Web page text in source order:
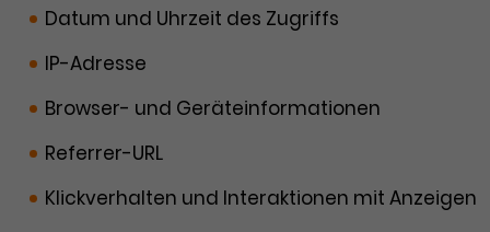
Datum und Uhrzeit des Zugriffs
IP-Adresse
Browser- und Geräteinformationen
Referrer-URL
Klickverhalten und Interaktionen mit Anzeigen